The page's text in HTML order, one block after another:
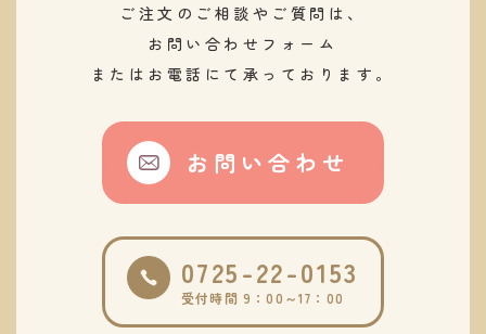
ご注文のご相談やご質問は、
お問い合わせフォーム
またはお電話にて承っております。
お問い合わせ
0725-22-0153
受付時間 9：00～17：00